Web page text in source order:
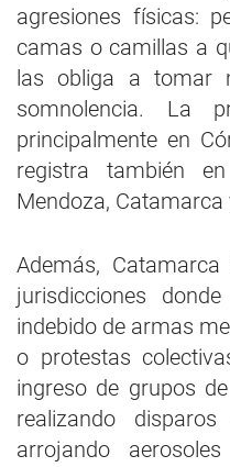
agresiones físicas:
camas o camillas a
las obliga a tomar
somnolencia. La
principalmente en
registra también
Mendoza, Catamarca
Además,
jurisdicciones
indebido de armas
o protestas
ingreso de grupos
realizando
arrojando